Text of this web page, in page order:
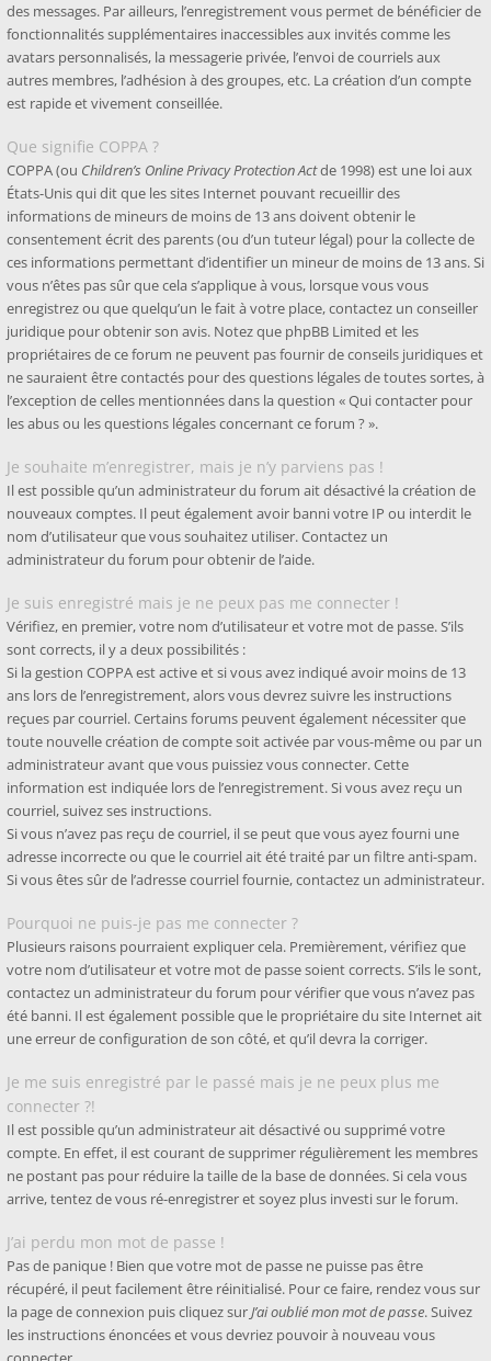
des messages. Par ailleurs, l’enregistrement vous permet de bénéficier de
fonctionnalités supplémentaires inaccessibles aux invités comme les
avatars personnalisés, la messagerie privée, l’envoi de courriels aux
autres membres, l’adhésion à des groupes, etc. La création d’un compte
est rapide et vivement conseillée.
Que signifie COPPA ?
COPPA (ou Children’s Online Privacy Protection Actde 1998) est une loi aux
États-Unis qui dit que les sites Internet pouvant recueillir des
informations de mineurs de moins de 13 ans doivent obtenir le
consentement écrit des parents (ou d’un tuteur légal) pour la collecte de
ces informations permettant d’identifier un mineur de moins de 13 ans. Si
vous n’êtes pas sûr que cela s’applique à vous, lorsque vous vous
enregistrez ou que quelqu’un le fait à votre place, contactez un conseiller
juridique pour obtenir son avis. Notez que phpBB Limited et les
propriétaires de ce forum ne peuvent pas fournir de conseils juridiques et
ne sauraient être contactés pour des questions légales de toutes sortes, à
l’exception de celles mentionnées dans la question « Qui contacter pour
les abus ou les questions légales concernant ce forum ? ».
Je souhaite m’enregistrer, mais je n’y parviens pas !
Il est possible qu’un administrateur du forum ait désactivé la création de
nouveaux comptes. Il peut également avoir banni votre IP ou interdit le
nom d’utilisateur que vous souhaitez utiliser. Contactez un
administrateur du forum pour obtenir de l’aide.
Je suis enregistré mais je ne peux pas me connecter !
Vérifiez, en premier, votre nom d’utilisateur et votre mot de passe. S’ils
sont corrects, il y a deux possibilités :
Si la gestion COPPA est active et si vous avez indiqué avoir moins de 13
ans lors de l’enregistrement, alors vous devrez suivre les instructions
reçues par courriel. Certains forums peuvent également nécessiter que
toute nouvelle création de compte soit activée par vous-même ou par un
administrateur avant que vous puissiez vous connecter. Cette
information est indiquée lors de l’enregistrement. Si vous avez reçu un
courriel, suivez ses instructions.
Si vous n’avez pas reçu de courriel, il se peut que vous ayez fourni une
adresse incorrecte ou que le courriel ait été traité par un filtre anti-spam.
Si vous êtes sûr de l’adresse courriel fournie, contactez un administrateur.
Pourquoi ne puis-je pas me connecter ?
Plusieurs raisons pourraient expliquer cela. Premièrement, vérifiez que
votre nom d’utilisateur et votre mot de passe soient corrects. S’ils le sont,
contactez un administrateur du forum pour vérifier que vous n’avez pas
été banni. Il est également possible que le propriétaire du site Internet ait
une erreur de configuration de son côté, et qu’il devra la corriger.
Je me suis enregistré par le passé mais je ne peux plus me
connecter ?!
Il est possible qu’un administrateur ait désactivé ou supprimé votre
compte. En effet, il est courant de supprimer régulièrement les membres
ne postant pas pour réduire la taille de la base de données. Si cela vous
arrive, tentez de vous ré-enregistrer et soyez plus investi sur le forum.
J’ai perdu mon mot de passe !
Pas de panique ! Bien que votre mot de passe ne puisse pas être
récupéré, il peut facilement être réinitialisé. Pour ce faire, rendez vous sur
la page de connexion puis cliquez surJ’ai oublié mon mot de passe. Suivez
les instructions énoncées et vous devriez pouvoir à nouveau vous